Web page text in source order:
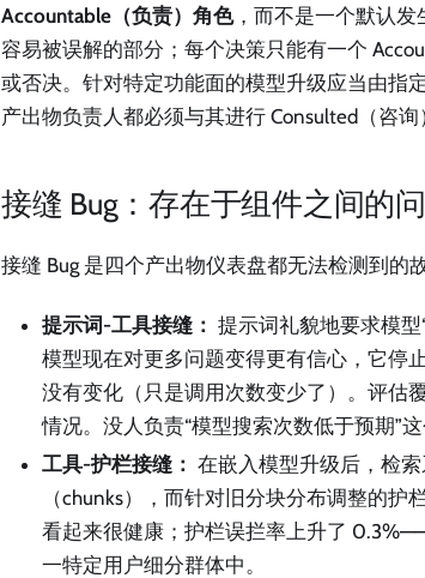
Accountable（负责）角色，而不是一个默认发
容易被误解的部分；每个决策只能有一个
或否决。针对特定功能面的模型升级应当由指
产出物负责人都必须与其进行 Consulted（咨询
接缝 Bug：存在于组件之间的
接缝 Bug 是四个产出物仪表盘都无法检测到的
提示词-工具接缝： 提示词礼貌地要求模
模型现在对更多问题变得更有信心，它停
没有变化（只是调用次数变少了）。评估
情况。没人负责“模型搜索次数低于预期”这
工具-护栏接缝： 在嵌入模型升级后，检
（chunks），而针对旧分块分布调整的
看起来很健康；护栏误拦率上升了
一特定用户细分群体中。